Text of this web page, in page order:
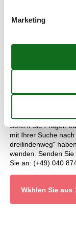
Unabhängig von
gilt für Sie natürlich
Ferienhäuser, die
abgedeckt. Sollte
unserer
Kundenservice -
Sofern Sie Fragen
mit Ihrer Suche
dreilindenweg"
wenden. Senden
Sie an: (+49) 040
Wählen Sie aus
Marketing